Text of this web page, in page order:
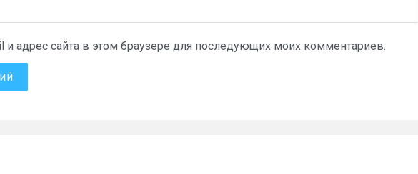
и адрес сайта в этом браузере для последующих моих комментариев.